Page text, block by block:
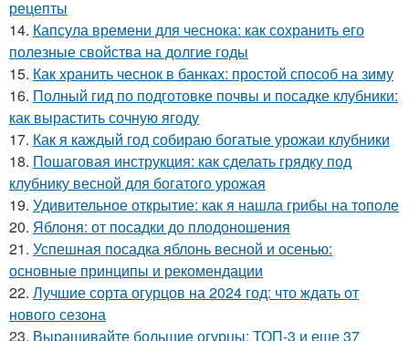
рецепты
14. Капсула времени для чеснока: как сохранить его
полезные свойства на долгие годы
15. Как хранить чеснок в банках: простой способ на зиму
16. Полный гид по подготовке почвы и посадке клубники:
как вырастить сочную ягоду
17. Как я каждый год собираю богатые урожаи клубники
18. Пошаговая инструкция: как сделать грядку под
клубнику весной для богатого урожая
19. Удивительное открытие: как я нашла грибы на тополе
20. Яблоня: от посадки до плодоношения
21. Успешная посадка яблонь весной и осенью:
основные принципы и рекомендации
22. Лучшие сорта огурцов на 2024 год: что ждать от
нового сезона
23. Выращивайте большие огурцы: ТОП-3 и еще 37